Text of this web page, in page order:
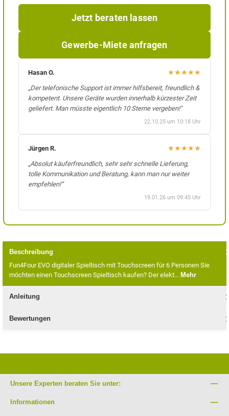
Jetzt beraten lassen
Gewerbe-Miete anfragen
Hasan O. ★★★★★
„Der telefonische Support ist immer hilfsbereit, freundlich &
kompetent. Unsere Geräte wurden innerhalb kürzester Zeit
geliefert. Man müsste eigentlich 10 Sterne vergeben!"
22.10.25 um 10:18 Uhr
Jürgen R. ★★★★★
„Absolut käuferfreundlich, sehr sehr schnelle Lieferung,
tolle Kommunikation und Beratung, kann man nur weiter
empfehlen!“
19.01.26 um 09:45 Uhr
Beschreibung
Fun4Four EVO digitaler Spieltisch mit Touchscreen für 6 Personen Sie
möchten einen Touchscreen Spieltisch kaufen? Der elekt… Mehr
Anleitung
Bewertungen
Unsere Experten beraten Sie unter:
Informationen